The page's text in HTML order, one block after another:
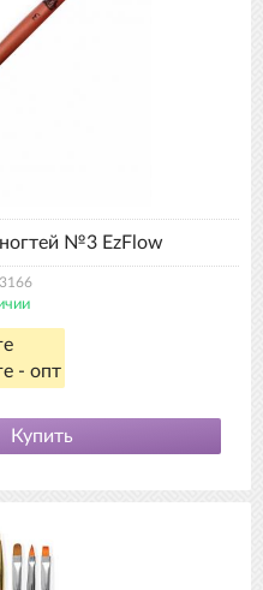
№3 EzFlow
- опт
Купить